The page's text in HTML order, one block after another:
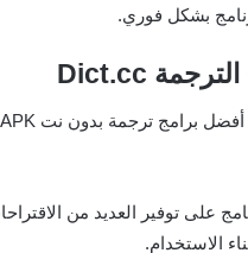
بشكل فوري.
Dict.cc
على توفير العديد من
الاستخدام.